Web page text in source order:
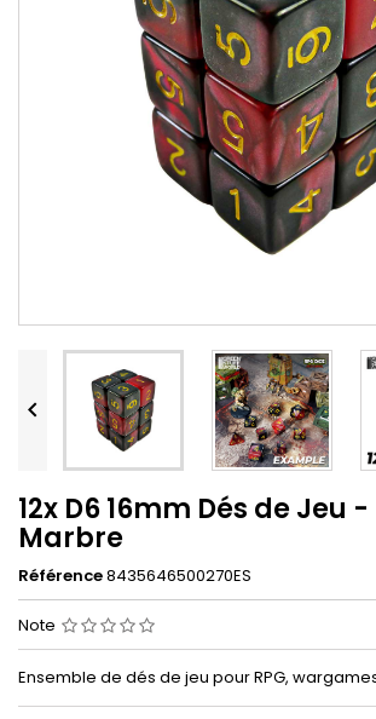

12x D6 16mm Dés de Jeu
Marbre
Référence8435646500270ES
Note
Ensemble de dés de jeu pour RPG,